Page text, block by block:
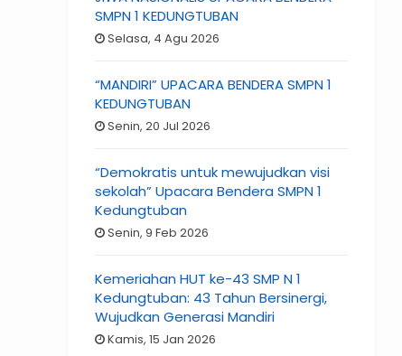
SMPN 1 KEDUNGTUBAN
Selasa, 4 Agu 2026
“MANDIRI” UPACARA BENDERA SMPN 1
KEDUNGTUBAN
Senin, 20 Jul 2026
“Demokratis untuk mewujudkan visi
sekolah” Upacara Bendera SMPN 1
Kedungtuban
Senin, 9 Feb 2026
Kemeriahan HUT ke-43 SMP N 1
Kedungtuban: 43 Tahun Bersinergi,
Wujudkan Generasi Mandiri
Kamis, 15 Jan 2026